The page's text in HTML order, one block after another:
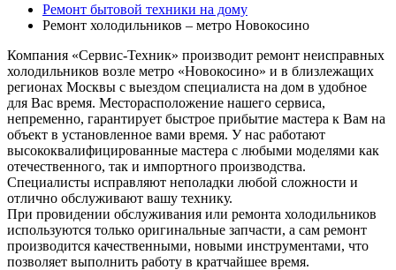
Ремонт бытовой техники на дому
Ремонт холодильников – метро Новокосино
Компания «Сервис-Техник» производит ремонт неисправных
холодильников возле метро «Новокосино» и в близлежащих
регионах Москвы с выездом специалиста на дом в удобное
для Вас время. Месторасположение нашего сервиса,
непременно, гарантирует быстрое прибытие мастера к Вам на
объект в установленное вами время. У нас работают
высококвалифицированные мастера с любыми моделями как
отечественного, так и импортного производства.
Специалисты исправляют неполадки любой сложности и
отлично обслуживают вашу технику.
При провидении обслуживания или ремонта холодильников
используются только оригинальные запчасти, а сам ремонт
производится качественными, новыми инструментами, что
позволяет выполнить работу в кратчайшее время.